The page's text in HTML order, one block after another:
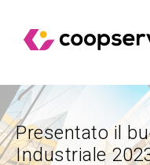
Presentato il
Industriale